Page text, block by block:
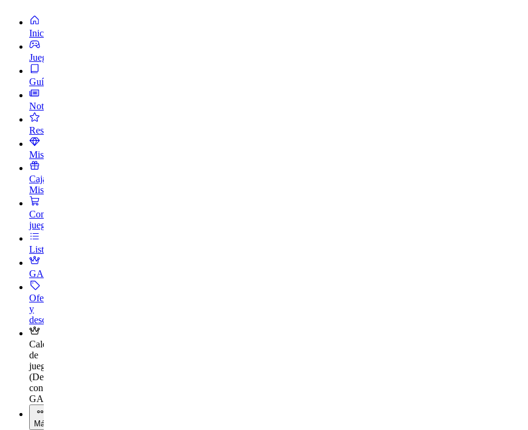
Inicio
Juegos
Guías
Noticias
Reseñas
Misiones
Caja
Misteriosa
Comprar
juegos
Listas
GAMES+
Ofertas
y
descuentos
Calendario
de
juegos
(Desbloquear
con
GAMES+
Más